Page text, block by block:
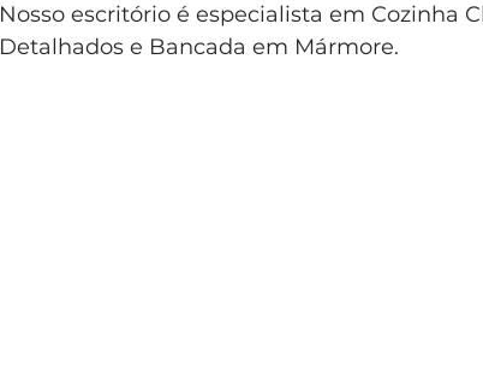
Nosso escritório é especialista em Cozinha
Detalhados e Bancada em Mármore.